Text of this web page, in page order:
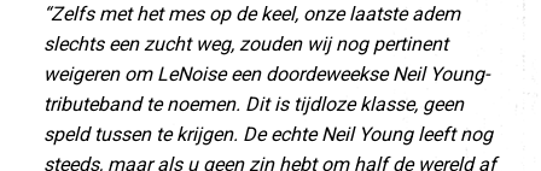
“Zelfs met het mes op de keel, onze laatste adem
slechts een zucht weg, zouden wij nog pertinent
weigeren om LeNoise een doordeweekse Neil Young-
tributeband te noemen. Dit is tijdloze klasse, geen
speld tussen te krijgen. De echte Neil Young leeft nog
steeds, maar als u geen zin hebt om half de wereld af